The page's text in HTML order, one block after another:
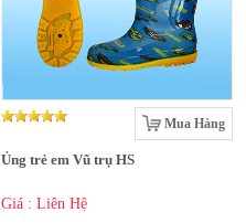
Mua Hàng
Ủng trẻ em Vũ trụ HS
Giá : Liên Hệ